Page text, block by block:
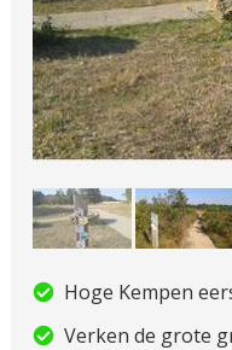
Hoge Kempen
Verken de grote